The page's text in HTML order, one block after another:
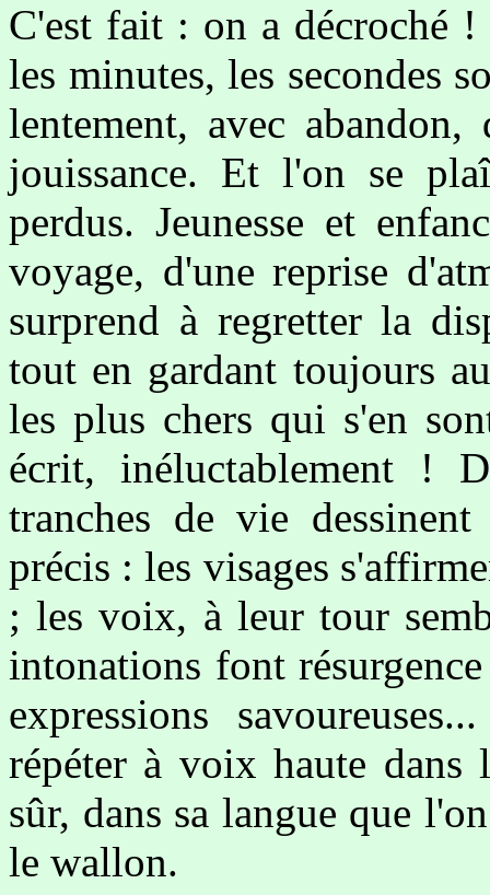
C'est fait : on a décroché
les minutes, les secondes
lentement, avec
jouissance. Et l'on se
perdus. Jeunesse et
voyage, d'une reprise
surprend à regretter la
tout en gardant toujours
les plus chers qui s'en
écrit, inéluctablement !
tranches de vie
précis : les visages
; les voix, à leur tour
intonations font
expressions
répéter à voix haute
sûr, dans sa langue que
le wallon.